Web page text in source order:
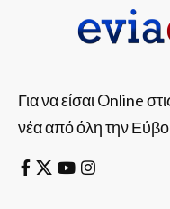
Για να είσαι Online
νέα από όλη την